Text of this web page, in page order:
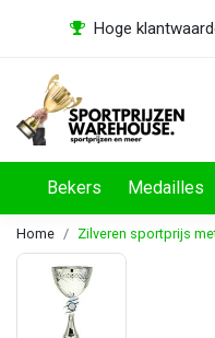
Hoge
Bekers Medailles
Home Zilveren sportprijs